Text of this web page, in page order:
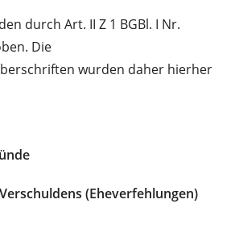
durch Art. II Z 1 BGBl. I Nr.
Die
wurden daher hierher
(Eheverfehlungen)